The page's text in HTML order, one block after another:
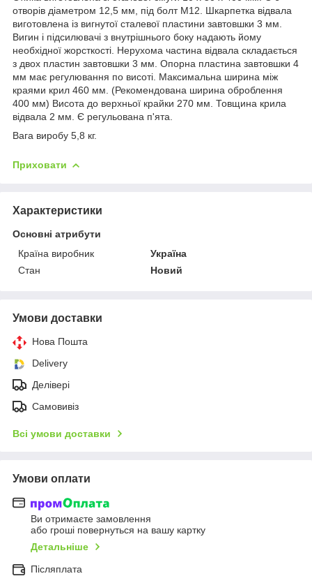
отворів діаметром 12,5 мм, під болт М12. Шкарпетка відвала
виготовлена із вигнутої сталевої пластини завтовшки 3 мм.
Вигин і підсилювачі з внутрішнього боку надають йому
необхідної жорсткості. Нерухома частина відвала складається
з двох пластин завтовшки 3 мм. Опорна пластина завтовшки 4
мм має регулювання по висоті. Максимальна ширина між
краями крил 460 мм. (Рекомендована ширина оброблення
400 мм) Висота до верхньої крайки 270 мм. Товщина крила
відвала 2 мм. Є регульована п'ята.
Вага виробу 5,8 кг.
Приховати
Характеристики
Основні атрибути
Країна виробник
Україна
Стан
Новий
Умови доставки
Нова Пошта
Delivery
Делівері
Самовивіз
Всі умови доставки
Умови оплати
Ви отримаєте замовлення
або гроші повернуться на вашу картку
Детальніше
Післяплата